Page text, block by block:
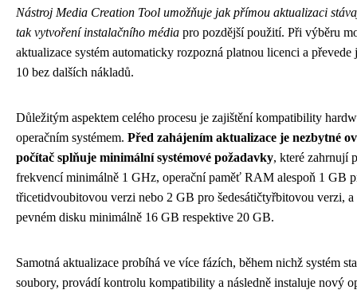
Nástroj Media Creation Tool umožňuje jak přímou aktualizaci
tak vytvoření instalačního média pro pozdější použití. Při výběru
aktualizace systém automaticky rozpozná platnou licenci a
10 bez dalších nákladů.
Důležitým aspektem celého procesu je zajištění kompatibility
operačním systémem. Před zahájením aktualizace je nezbytné
počítač splňuje minimální systémové požadavky, které zahrnují
frekvencí minimálně 1 GHz, operační paměť RAM alespoň 1 GB
třicetidvoubitovou verzi nebo 2 GB pro šedesátičtyřbitovou verzi, a
pevném disku minimálně 16 GB respektive 20 GB.
Samotná aktualizace probíhá ve více fázích, během nichž systém
soubory, provádí kontrolu kompatibility a následně instaluje nový